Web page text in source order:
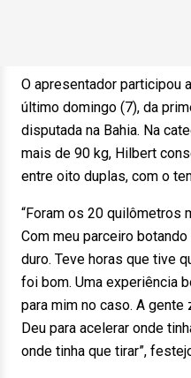
O apresentador participou
último domingo (7), da
disputada na Bahia. Na
mais de 90 kg, Hilbert
entre oito duplas, com o
“Foram os 20 quilômetros
Com meu parceiro
duro. Teve horas que tive
foi bom. Uma experiência
para mim no caso. A
Deu para acelerar onde
onde tinha que tirar”,